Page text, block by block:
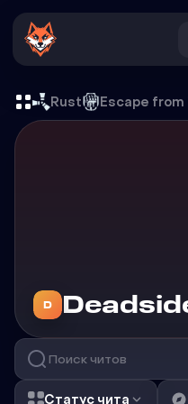
Читы на
Rust
D Читы на
Статус чита